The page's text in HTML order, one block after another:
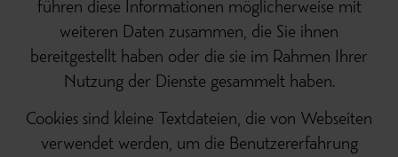
führen diese Informationen möglicherweise mit
weiteren Daten zusammen, die Sie ihnen
bereitgestellt haben oder die sie im Rahmen Ihrer
Nutzung der Dienste gesammelt haben.
Cookies sind kleine Textdateien, die von Webseiten
verwendet werden, um die Benutzererfahrung